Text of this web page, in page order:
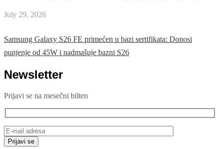
July 29, 2026
Samsung Galaxy S26 FE primećen u bazi sertifikata: Donosi
punjenje od 45W i nadmašuje bazni S26
Newsletter
Prijavi se na mesečni bilten